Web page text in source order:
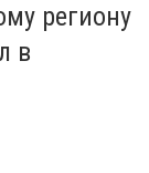
региону
в